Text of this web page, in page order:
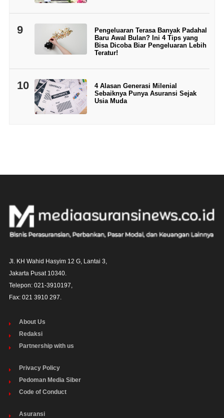
9
Pengeluaran Terasa Banyak Padahal
Baru Awal Bulan? Ini 4 Tips yang
Bisa Dicoba Biar Pengeluaran Lebih
Teratur!
10
4 Alasan Generasi Milenial
Sebaiknya Punya Asuransi Sejak
Usia Muda
Jl. KH Wahid Hasyim 12 G, Lantai 3,
Jakarta Pusat 10340.
Telepon: 021-3910197,
Fax: 021 3910 297.
About Us
Redaksi
Partnership with us
Privacy Policy
Pedoman Media Siber
Code of Conduct
Asuransi